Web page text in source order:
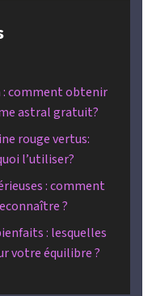
: comment obtenir
astral gratuit?
rouge vertus:
l’utiliser?
: comment
?
: lesquelles
votre équilibre ?